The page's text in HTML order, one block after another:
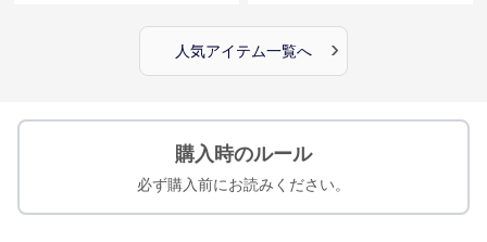
人気アイテム一覧へ ›
購入時のルール
必ず購入前にお読みください。